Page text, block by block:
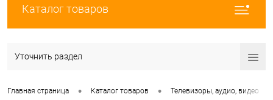
Каталог товаров
Уточнить раздел
Главная страница • Каталог товаров • Телевизоры, аудио, видео